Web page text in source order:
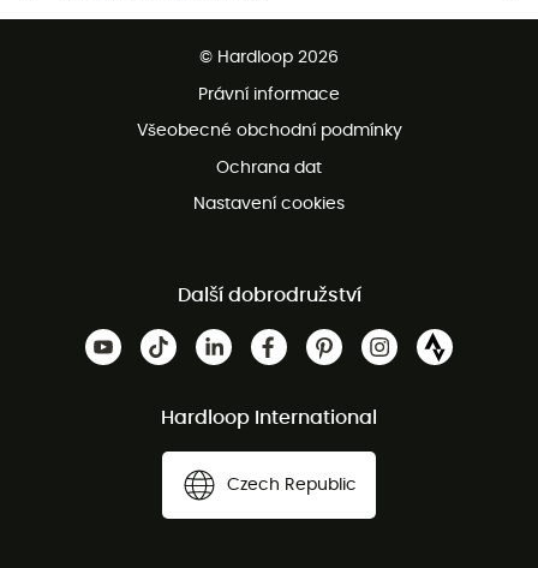
Bezplatná zákaznická služba
© Hardloop 2026
Právní informace
Všeobecné obchodní podmínky
Ochrana dat
Nastavení cookies
Další dobrodružství
Hardloop International
Czech Republic